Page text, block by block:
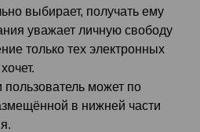
выбирает, получать ему
уважает личную свободу
только тех электронных
пользователь может по
в нижней части